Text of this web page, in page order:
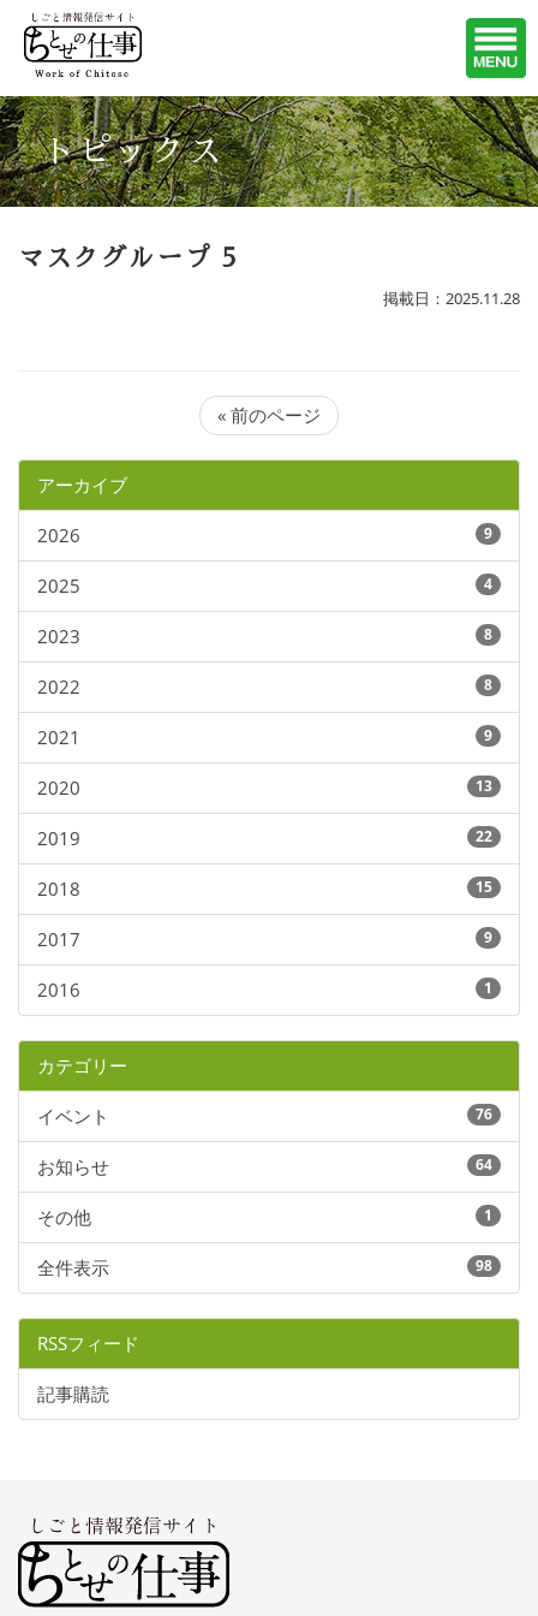
トピックス
マスクグループ 5
掲載日：2025.11.28
« 前のページ
アーカイブ
2026 9
2025 4
2023 8
2022 8
2021 9
2020 13
2019 22
2018 15
2017 9
2016 1
カテゴリー
イベント 76
お知らせ 64
その他 1
全件表示 98
RSSフィード
記事購読